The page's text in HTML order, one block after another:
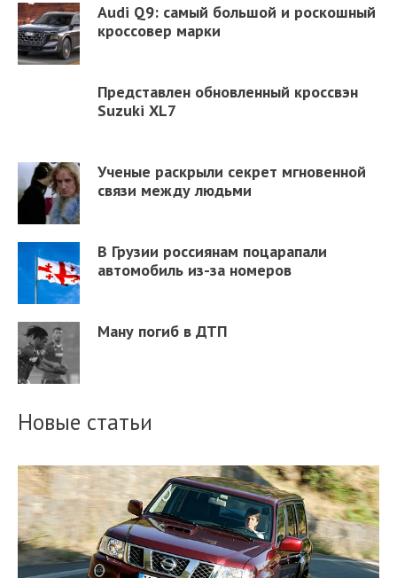
Audi Q9: самый большой и роскошный
кроссовер марки
Представлен обновленный кроссвэн
Suzuki XL7
Ученые раскрыли секрет мгновенной
связи между людьми
В Грузии россиянам поцарапали
автомобиль из-за номеров
Ману погиб в ДТП
Новые статьи